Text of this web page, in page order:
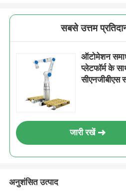
सबसे उत्तम
ऑटोमेशन
प्लेटफॉर्म के
सीएनजीबीएस
जारी रखें
अनुशंसित उत्पाद